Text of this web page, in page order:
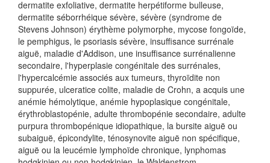
dermatite exfoliative, dermatite herpétiforme bulleuse,
dermatite séborrhéique sévère, sévère (syndrome de
Stevens Johnson) érythème polymorphe, mycose fongoïde,
le pemphigus, le psoriasis sévère, insuffisance surrénale
aiguë, maladie d'Addison, une insuffisance surrénalienne
secondaire, l'hyperplasie congénitale des surrénales,
l'hypercalcémie associés aux tumeurs, thyroïdite non
suppurée, ulceratice colite, maladie de Crohn, a acquis une
anémie hémolytique, anémie hypoplasique congénitale,
érythroblastopénie, adulte thrombopénie secondaire, adulte
purpura thrombopénique idiopathique, la bursite aiguë ou
subaiguë, épicondylite, ténosynovite aiguë non spécifique,
aiguë ou la leucémie lymphoïde chronique, lynphomas